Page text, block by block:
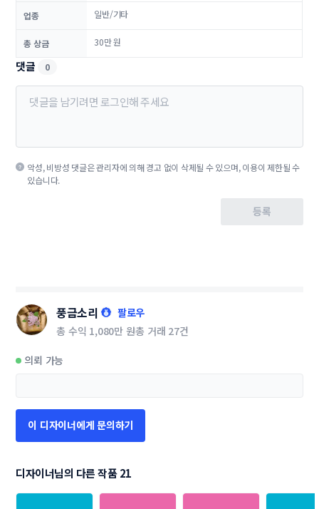
업종 일반/기타
총 상금 30만 원
댓글 0
악성, 비방성 댓글은 관리자에 의해 경고 없이 삭제될 수 있으며, 이용이 제한될 수
있습니다.
등록
풍금소리
팔로우
총 수익 1,080만 원총 거래 27건
의뢰 가능
이 디자이너에게 문의하기
디자이너님의 다른 작품 21